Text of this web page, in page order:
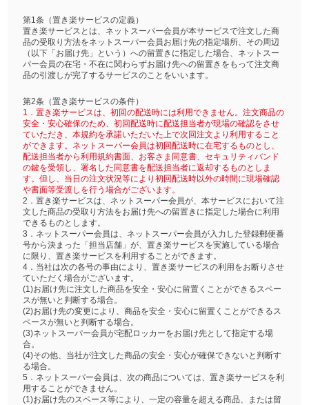
第1条（置き楽サービスの定義）
置き楽サービスとは、ネットスーパー会員が本サービスで注文した商
品の受取り方法をネットスーパー会員お届け先の指定場所、その周辺
（以下「お届け先」という）への留置きに指定した場合、ネットスー
パー会員の在宅・不在に関わらずお届け先への留置きをもって注文商
品の引渡しが完了するサービスのことをいいます。
第2条（置き楽サービスの条件）
1．置き楽サービスは、初回の配送時には利用できません。注文商品の
安全・安心確保のため、初回配送時に配送担当者が現場の確認をさせ
ていただき、本規約を承諾いただいた上で次回注文より利用すること
ができます。ネットスーパー会員は初回配送時に在宅するものとし、
配送担当者から利用規約書面、お客さま同意書、セキュリティバンド
の鍵を受領し、署名した同意書を配送担当者に返却するものとしま
す。但し、当日の注文状況等により初回配送時以外の時間に現場確認
や書面等受渡しを行う場合がございます。
2．置き楽サービスは、ネットスーパー会員が、本サービスにおいて注
文した商品の受取り方法をお届け先への留置きに指定した場合に利用
できるものとします。
3．ネットスーパー会員は、ネットスーパー会員が入力した登録郵便番
号から決まった「担当店舗」が、置き楽サービスを実施している場合
に限り、置き楽サービスを利用することができます。
4．当社は次の各号の事由により、置き楽サービスの利用をお断りさせ
ていただく場合がございます。
(1)お届け先に注文した商品を安全・安心に留置くことができるスペー
スが無いと判断する場合。
(2)お届け先の変更により、商品を安全・安心に留置くことができるス
ペースが無いと判断する場合。
(3)ネットスーパー会員が宅配ロッカーをお届け先として指定する場
合。
(4)その他、当社が注文した商品の安全・安心が確保できないと判断す
る場合。
5．ネットスーパー会員は、次の商品については、置き楽サービスを利
用することができません。
(1)お届け先のスペース等により、一定の容量を超える商品、または留